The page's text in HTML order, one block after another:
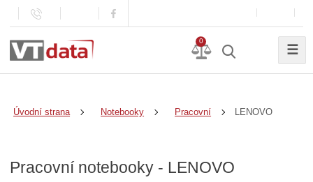
0
☰
Úvodní strana Notebooky Pracovní LENOVO
Pracovní notebooky - LENOVO